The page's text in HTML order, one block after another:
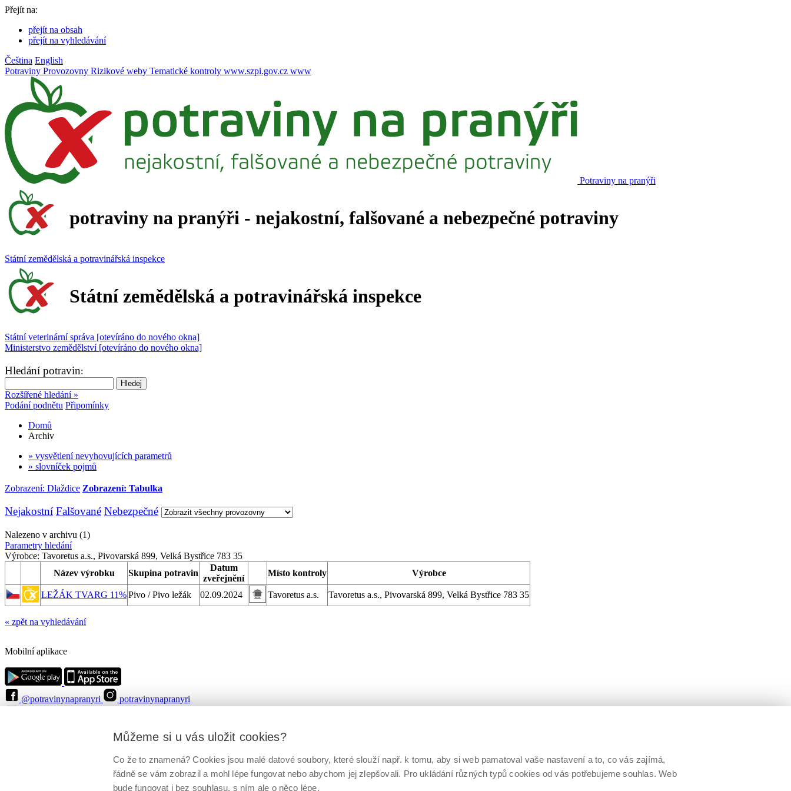
Přejít na:
přejít na obsah
přejít na vyhledávání
Čeština English
Potraviny Provozovny Rizikové weby Tematické kontroly www.szpi.gov.cz www
Potraviny na pranýři
potraviny na pranýři - nejakostní, falšované a nebezpečné potraviny
Státní zemědělská a potravinářská inspekce
Státní zemědělská a potravinářská inspekce
Státní veterinární správa [otevíráno do nového okna]
Ministerstvo zemědělství [otevíráno do nového okna]
Hledání potravin:
Rozšířené hledání »
Podání podnětu Připomínky
Domů
Archiv
» vysvětlení nevyhovujících parametrů
» slovníček pojmů
Zobrazení: Dlaždice Zobrazení: Tabulka
Nejakostní Falšované Nebezpečné
Nalezeno v archivu (1)
Parametry hledání
Výrobce: Tavoretus a.s., Pivovarská 899, Velká Bystřice 783 35
Název výrobku
Skupina potravin
Datum
zveřejnění
Místo kontroly Výrobce
LEŽÁK TVARG 11%Pivo / Pivo ležák 02.09.2024 Tavoretus a.s. Tavoretus a.s., Pivovarská 899, Velká Bystřice 783 35
« zpět na vyhledávání
Mobilní aplikace
@potravinynapranyri
potravinynapranyri
epodatelna
szpi.gov.cz
IČO: 75014149, DIČ: CZ75014149
Nastavení cookies
Můžeme si u vás uložit cookies?
Co že to znamená? Cookies jsou malé datové soubory, které slouží např. k tomu, aby si web pamatoval vaše nastavení a to, co vás zajímá,
řádně se vám zobrazil a mohl lépe fungovat nebo abychom jej zlepšovali. Pro ukládání různých typů cookies od vás potřebujeme souhlas. Web
bude fungovat i bez souhlasu, s ním ale o něco lépe.